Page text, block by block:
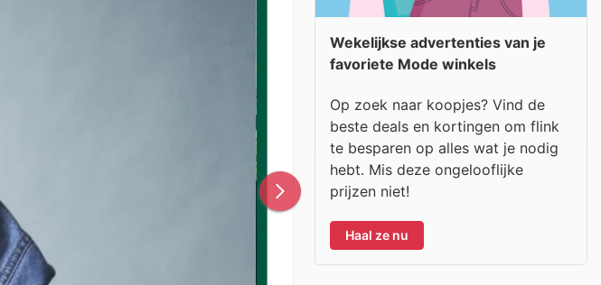
Wekelijkse advertenties van je
favoriete Mode winkels
Op zoek naar koopjes? Vind de
beste deals en kortingen om flink
te besparen op alles wat je nodig
hebt. Mis deze ongelooflijke
prijzen niet!
Haal ze nu